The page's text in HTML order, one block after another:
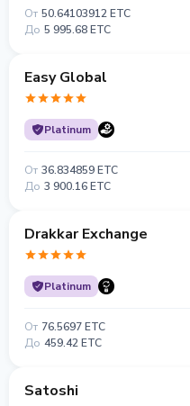
От 50.64103912 ETC
До 5 995.68 ETC
Easy Global
Platinum
От 36.834859 ETC
До 3 900.16 ETC
Drakkar Exchange
Platinum
От 76.5697 ETC
До 459.42 ETC
Satoshi